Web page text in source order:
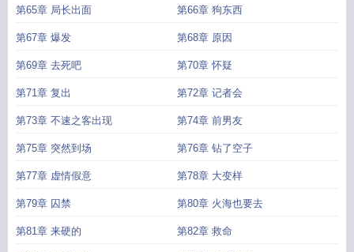
第65章 局长出面 第66章 狗东西
第67章 爆发 第68章 原因
第69章 去死吧 第70章 怀疑
第71章 复出 第72章 记者会
第73章 不速之客出现 第74章 前男友
第75章 突然到场 第76章 钻了空子
第77章 虚情假意 第78章 大变样
第79章 囚禁 第80章 火海也要去
第81章 来硬的 第82章 救命